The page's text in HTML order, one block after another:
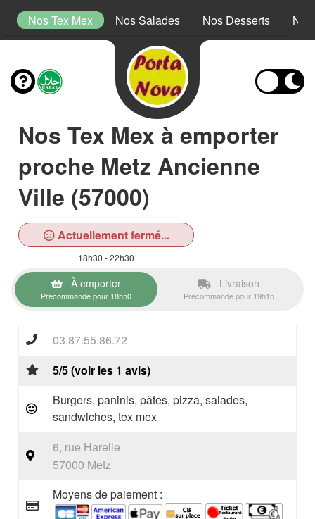
Nos Tex Mex Nos Salades Nos Desserts
Nos Tex Mex à emporter
proche Metz Ancienne
Ville (57000)
Actuellement fermé...
18h30 - 22h30
À emporter
Précommande pour 18h50
Livraison
Précommande pour 19h15
03.87.55.86.72
5/5 (voir les 1 avis)
Burgers, paninis, pâtes, pizza, salades,
sandwiches, tex mex
6, rue Harelle
57000 Metz
Moyens de paiement :